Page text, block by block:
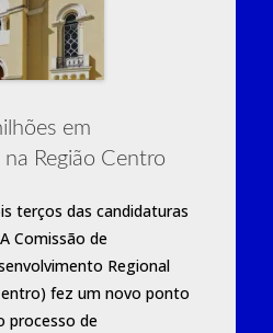
em
Região Centro
terços das candidaturas
Comissão de
Regional
fez um novo ponto
processo de